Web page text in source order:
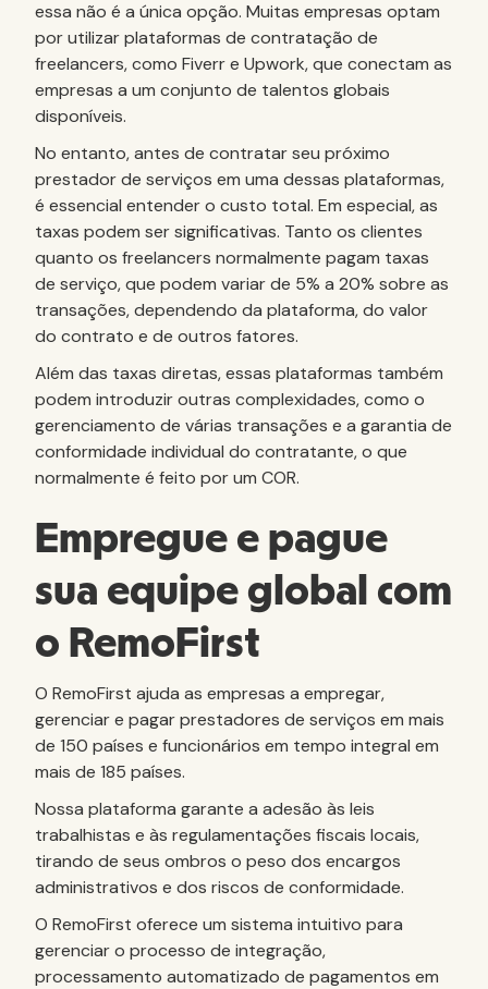
essa não é a única opção. Muitas empresas optam
por utilizar plataformas de contratação de
freelancers, como Fiverr e Upwork, que conectam as
empresas a um conjunto de talentos globais
disponíveis.
No entanto, antes de contratar seu próximo
prestador de serviços em uma dessas plataformas,
é essencial entender o custo total. Em especial, as
taxas podem ser significativas. Tanto os clientes
quanto os freelancers normalmente pagam taxas
de serviço, que podem variar de 5% a 20% sobre as
transações, dependendo da plataforma, do valor
do contrato e de outros fatores.
Além das taxas diretas, essas plataformas também
podem introduzir outras complexidades, como o
gerenciamento de várias transações e a garantia de
conformidade individual do contratante, o que
normalmente é feito por um COR.
Empregue e pague
sua equipe global com
o RemoFirst
O RemoFirst ajuda as empresas a empregar,
gerenciar e pagar prestadores de serviços em mais
de 150 países e funcionários em tempo integral em
mais de 185 países.
Nossa plataforma garante a adesão às leis
trabalhistas e às regulamentações fiscais locais,
tirando de seus ombros o peso dos encargos
administrativos e dos riscos de conformidade.
O RemoFirst oferece um sistema intuitivo para
gerenciar o processo de integração,
processamento automatizado de pagamentos em